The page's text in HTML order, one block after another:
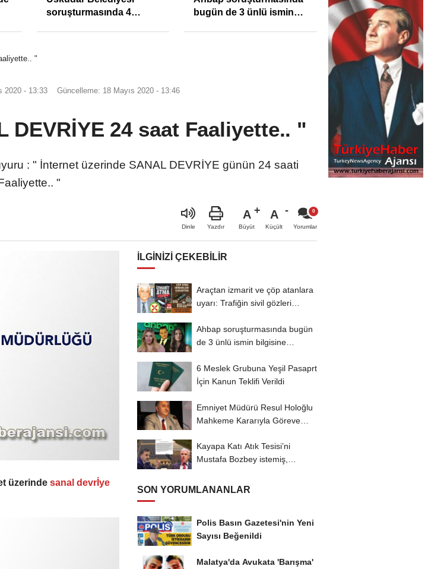
soruşturmasında 4
bugün de 3 ünlü ismin
"
2020 - 13:33 Güncelleme: 18 Mayıs 2020 - 13:46
24 saat Faaliyette.. "
: " İnternet üzerinde SANAL DEVRİYE günün 24 saati
"
Dinle Yazdır
A
Büyüt
A
Küçült Yorumlar
üzerinde sanal devrİye
İLGINIZI ÇEKEBILIR
Araçtan izmarit ve çöp atanlara
uyarı: Trafiğin sivil gözleri
Ahbap soruşturmasında bugün
de 3 ünlü ismin bilgisine
6 Meslek Grubuna Yeşil Pasaprt
İçin Kanun Teklifi Verildi
Emniyet Müdürü Resul Holoğlu
Mahkeme Kararıyla Göreve
Kayapa Katı Atık Tesisi’ni
Mustafa Bozbey istemiş,
SON YORUMLANANLAR
Polis Basın Gazetesi'nin Yeni
Sayısı Beğenildi
Malatya'da Avukata 'Barışma'